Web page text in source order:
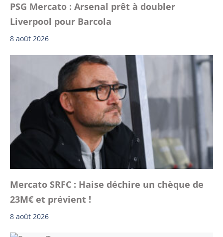
PSG Mercato : Arsenal prêt à doubler
Liverpool pour Barcola
8 août 2026
Mercato SRFC : Haise déchire un chèque de
23M€ et prévient !
8 août 2026